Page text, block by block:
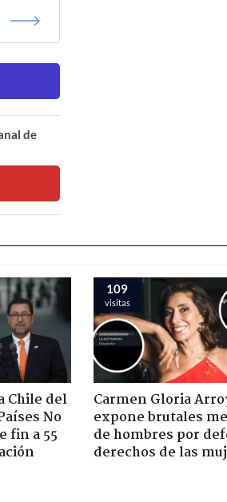
de
Chile del
No
fin a 55
109
visitas
Carmen Gloria
expone brutales
de hombres por
derechos de las